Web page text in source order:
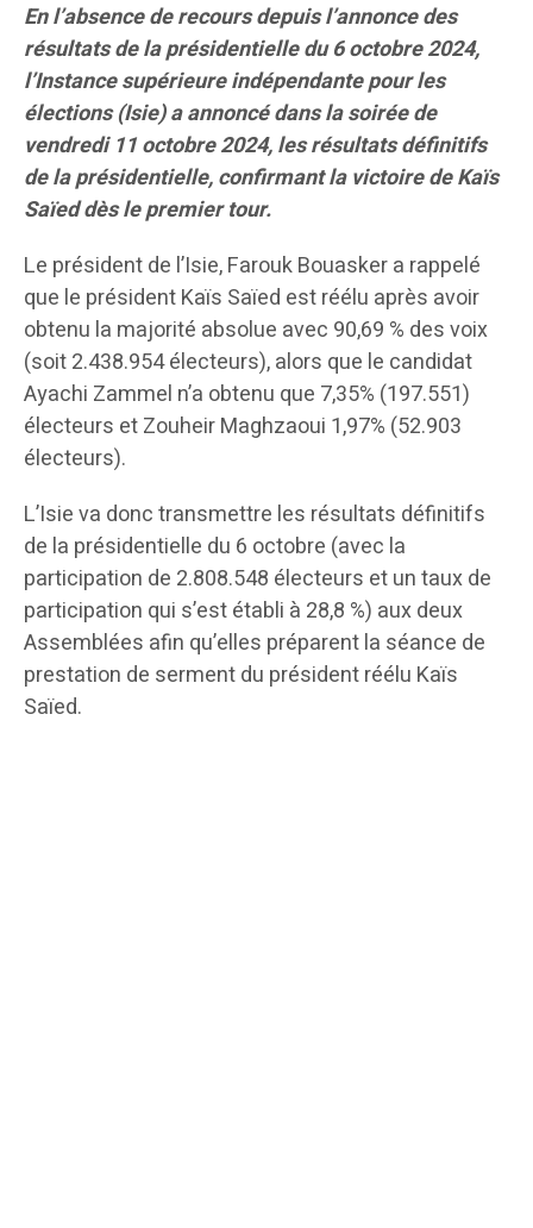
En l’absence de recours depuis l’annonce des
résultats de la présidentielle du 6 octobre 2024,
l’Instance supérieure indépendante pour les
élections (Isie) a annoncé dans la soirée de
vendredi 11 octobre 2024, les résultats définitifs
de la présidentielle, confirmant la victoire de Kaïs
Saïed dès le premier tour.
Le président de l’Isie, Farouk Bouasker a rappelé
que le président Kaïs Saïed est réélu après avoir
obtenu la majorité absolue avec 90,69 % des voix
(soit 2.438.954 électeurs), alors que le candidat
Ayachi Zammel n’a obtenu que 7,35% (197.551)
électeurs et Zouheir Maghzaoui 1,97% (52.903
électeurs).
L’Isie va donc transmettre les résultats définitifs
de la présidentielle du 6 octobre (avec la
participation de 2.808.548 électeurs et un taux de
participation qui s’est établi à 28,8 %) aux deux
Assemblées afin qu’elles préparent la séance de
prestation de serment du président réélu Kaïs
Saïed.